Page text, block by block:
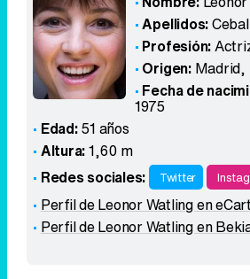
Apellidos:
Profesión:
Origen: Madrid,
Fecha de
1975
Edad:51 años
Altura:1,60 m
Redes sociales:
Twitter
Perfil de Leonor Watling en
Perfil de Leonor Watling en